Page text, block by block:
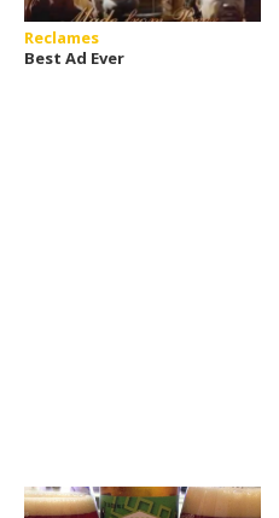
Reclames
Best Ad Ever